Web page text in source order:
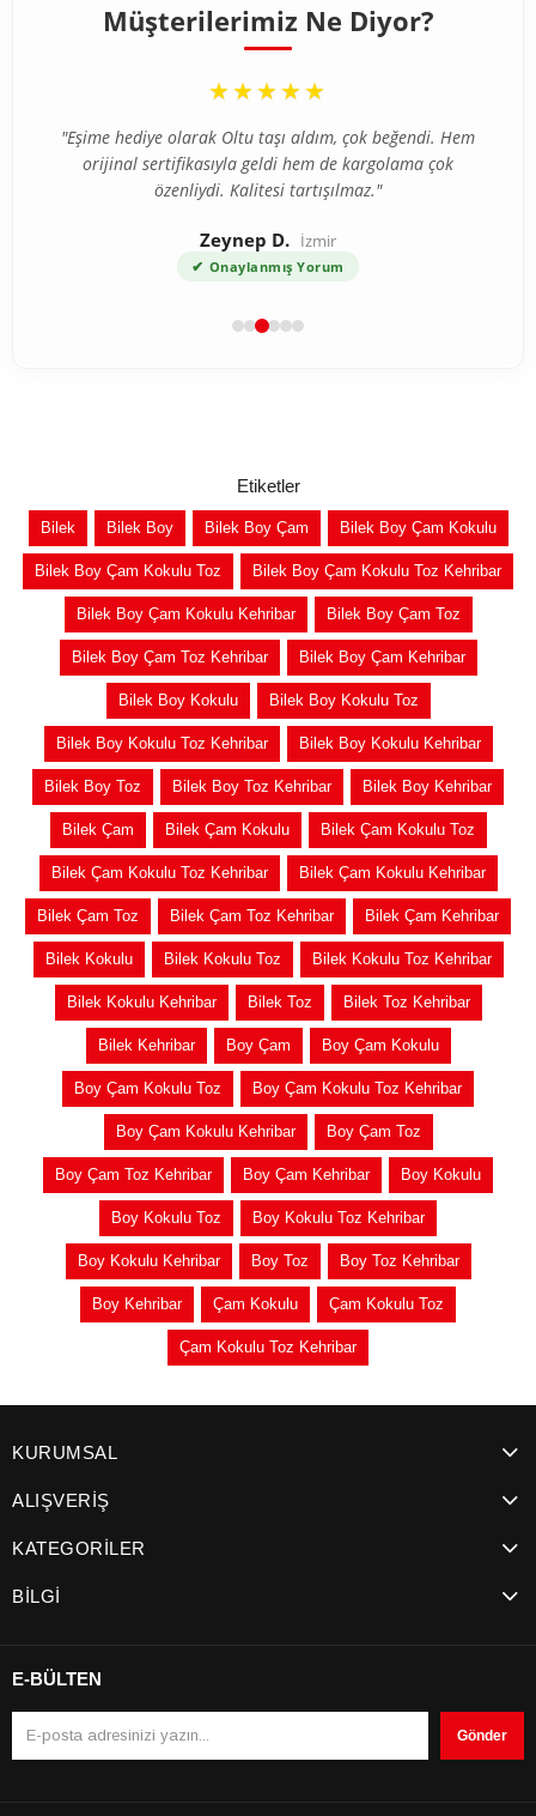
Müşterilerimiz Ne Diyor?
“
★★★★★
"Eşime hediye olarak Oltu taşı aldım, çok beğendi. Hem
orijinal sertifikasıyla geldi hem de kargolama çok
özenliydi. Kalitesi tartışılmaz."
Zeynep D. İzmir
✔ Onaylanmış Yorum
Etiketler
Bilek Bilek Boy Bilek Boy Çam Bilek Boy Çam Kokulu
Bilek Boy Çam Kokulu Toz Bilek Boy Çam Kokulu Toz Kehribar
Bilek Boy Çam Kokulu Kehribar Bilek Boy Çam Toz
Bilek Boy Çam Toz Kehribar Bilek Boy Çam Kehribar
Bilek Boy Kokulu Bilek Boy Kokulu Toz
Bilek Boy Kokulu Toz Kehribar Bilek Boy Kokulu Kehribar
Bilek Boy Toz Bilek Boy Toz Kehribar Bilek Boy Kehribar
Bilek Çam Bilek Çam Kokulu Bilek Çam Kokulu Toz
Bilek Çam Kokulu Toz Kehribar Bilek Çam Kokulu Kehribar
Bilek Çam Toz Bilek Çam Toz Kehribar Bilek Çam Kehribar
Bilek Kokulu Bilek Kokulu Toz Bilek Kokulu Toz Kehribar
Bilek Kokulu Kehribar Bilek Toz Bilek Toz Kehribar
Bilek Kehribar Boy Çam Boy Çam Kokulu
Boy Çam Kokulu Toz Boy Çam Kokulu Toz Kehribar
Boy Çam Kokulu Kehribar Boy Çam Toz
Boy Çam Toz Kehribar Boy Çam Kehribar Boy Kokulu
Boy Kokulu Toz Boy Kokulu Toz Kehribar
Boy Kokulu Kehribar Boy Toz Boy Toz Kehribar
Boy Kehribar Çam Kokulu Çam Kokulu Toz
Çam Kokulu Toz Kehribar
KURUMSAL
ALIŞVERİŞ
KATEGORİLER
BİLGİ
E-BÜLTEN
Gönder